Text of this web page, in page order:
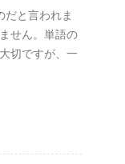
だと言われま
せん。単語の
切ですが、一